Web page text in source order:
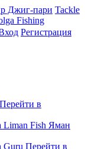
Джиг-пари Tackle
Fishing
Регистрация
Перейти в
Liman Fish Яман
Guru Перейти в